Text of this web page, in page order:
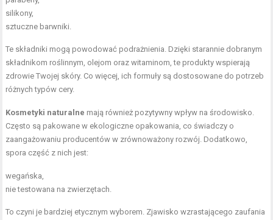
silikony,
sztuczne barwniki.
Te składniki mogą powodować podrażnienia. Dzięki starannie dobranym
składnikom roślinnym, olejom oraz witaminom, te produkty wspierają
zdrowie Twojej skóry. Co więcej, ich formuły są dostosowane do potrzeb
różnych typów cery.
Kosmetyki naturalne mają również pozytywny wpływ na środowisko.
Często są pakowane w ekologiczne opakowania, co świadczy o
zaangażowaniu producentów w zrównoważony rozwój. Dodatkowo,
spora część z nich jest:
wegańska,
nie testowana na zwierzętach.
To czyni je bardziej etycznym wyborem. Zjawisko wzrastającego zaufania